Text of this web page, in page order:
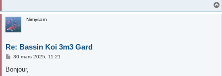
Nimysam
Re: Bassin Koi 3m3 Gard
M
s
30 mars 2025, 11:21
Bonjour,